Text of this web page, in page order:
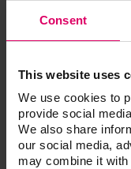
Consent
This website uses
We use cookies to
provide social
We also share
our social media,
may combine it with